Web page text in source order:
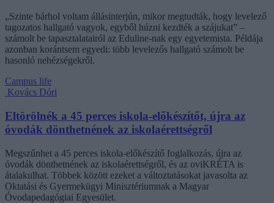
„Szinte bárhol voltam állásinterjún, mikor megtudták, hogy levelező
tagozatos hallgató vagyok, egyből húzni kezdték a szájukat” –
számolt be tapasztalatairól az Eduline-nak egy egyetemista. Példája
azonban korántsem egyedi: több levelezős hallgató számolt be
hasonló nehézségekről.
Campus life
Kovács Dóri
Eltörölnék a 45 perces iskola-előkészítőt, újra az
óvodák dönthetnének az iskolaérettségről
Megszűnhet a 45 perces iskola-előkészítő foglalkozás, újra az
óvodák dönthetnének az iskolaérettségről, és az oviKRÉTA is
átalakulhat. Többek között ezeket a változtatásokat javasolta az
Oktatási és Gyermekügyi Minisztériumnak a Magyar
Óvodapedagógiai Egyesület.